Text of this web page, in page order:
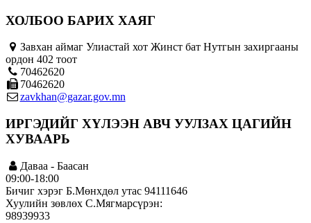
ХОЛБОО БАРИХ ХАЯГ
Завхан аймаг Улиастай хот Жинст бат Нутгын захиргааны
ордон 402 тоот
70462620
70462620
zavkhan@gazar.gov.mn
ИРГЭДИЙГ ХҮЛЭЭН АВЧ УУЛЗАХ ЦАГИЙН
ХУВААРЬ
Даваа - Баасан
09:00-18:00
Бичиг хэрэг Б.Мөнхдөл утас 94111646
Хуулийн зөвлөх С.Мягмарсүрэн:
98939933